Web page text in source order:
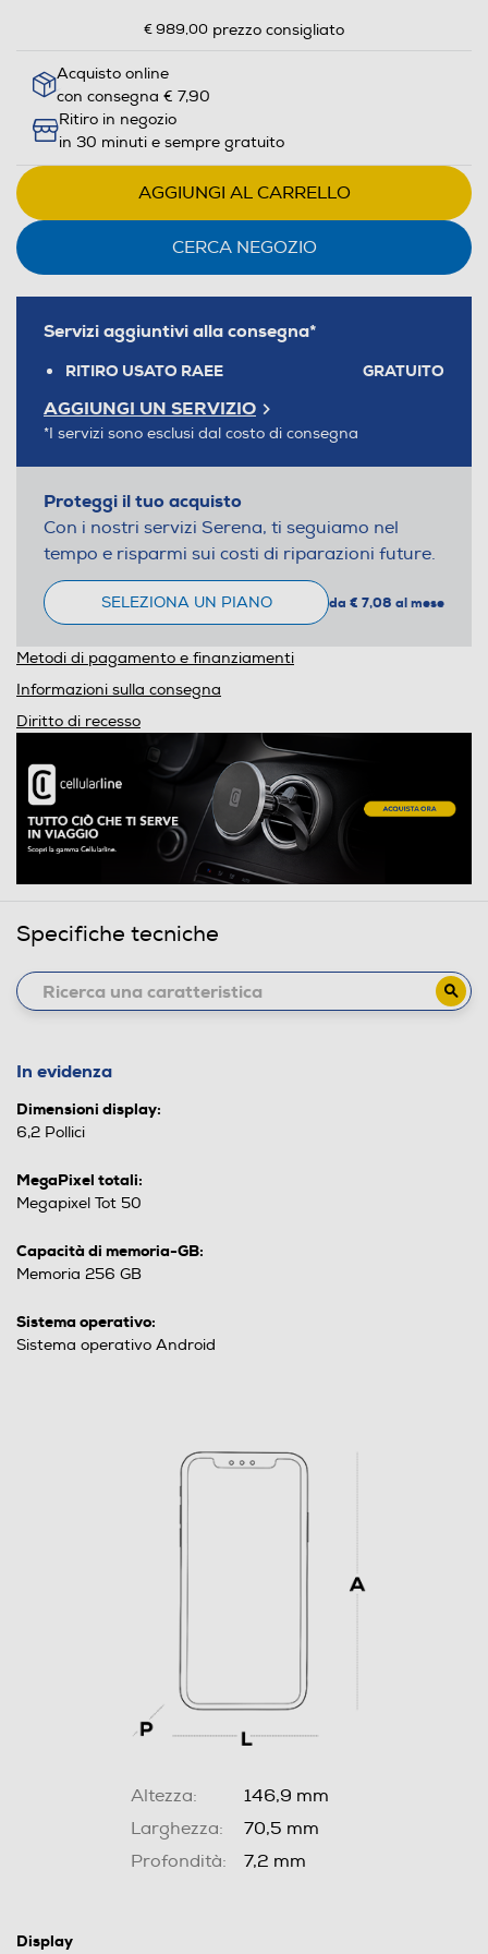
€ 989,00 prezzo consigliato
Acquisto online
con consegna € 7,90
Ritiro in negozio
in 30 minuti e sempre gratuito
AGGIUNGI AL CARRELLO
CERCA NEGOZIO
Servizi aggiuntivi alla consegna*
RITIRO USATO RAEE GRATUITO
AGGIUNGI UN SERVIZIO
*I servizi sono esclusi dal costo di consegna
Proteggi il tuo acquisto
Con i nostri servizi Serena, ti seguiamo nel
tempo e risparmi sui costi di riparazioni future.
SELEZIONA UN PIANO da € 7,08 al mese
Metodi di pagamento e finanziamenti
Informazioni sulla consegna
Diritto di recesso
Specifiche tecniche
In evidenza
Dimensioni display:
6,2 Pollici
MegaPixel totali:
Megapixel Tot 50
Capacità di memoria-GB:
Memoria 256 GB
Sistema operativo:
Sistema operativo Android
Altezza:
146,9 mm
Larghezza:
70,5 mm
Profondità:
7,2 mm
Display